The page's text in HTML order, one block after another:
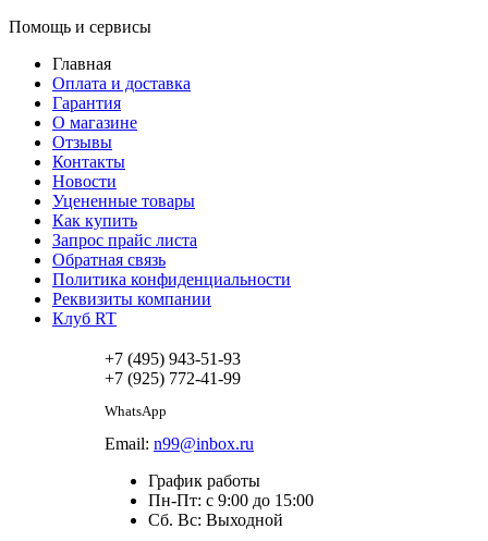
Помощь и сервисы
Главная
Оплата и доставка
Гарантия
О магазине
Отзывы
Контакты
Новости
Уцененные товары
Как купить
Запрос прайс листа
Обратная связь
Политика конфиденциальности
Реквизиты компании
Клуб RT
+7 (495) 943-51-93
+7 (925) 772-41-99
WhatsApp
Email: n99@inbox.ru
График работы
Пн-Пт: с 9:00 до 15:00
Сб. Вс: Выходной